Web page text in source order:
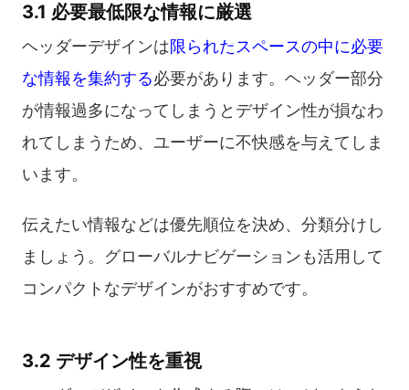
3.1 必要最低限な情報に厳選
ヘッダーデザインは限られたスペースの中に必要
な情報を集約する必要があります。ヘッダー部分
が情報過多になってしまうとデザイン性が損なわ
れてしまうため、ユーザーに不快感を与えてしま
います。
伝えたい情報などは優先順位を決め、分類分けし
ましょう。グローバルナビゲーションも活用して
コンパクトなデザインがおすすめです。
3.2 デザイン性を重視